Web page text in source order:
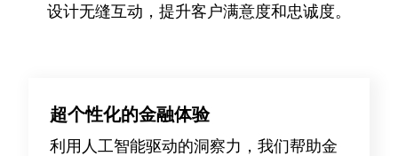
设计无缝互动，提升客户满意度和忠诚度。
超个性化的金融体验
利用人工智能驱动的洞察力，我们帮助金